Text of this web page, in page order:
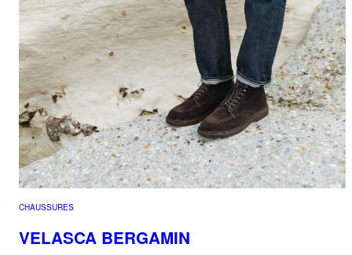
CHAUSSURES
VELASCA BERGAMIN